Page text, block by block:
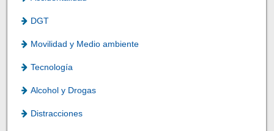
DGT
Movilidad y Medio ambiente
Tecnología
Alcohol y Drogas
Distracciones